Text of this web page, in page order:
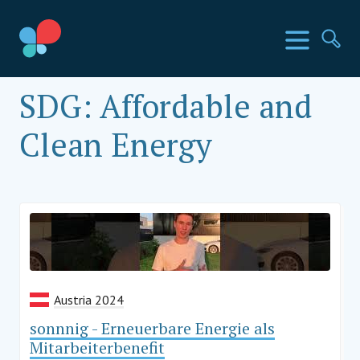
zum
Inhalt
Menü
SIA Länder
SDG: Affordable and
Clean Energy
Austria 2024
sonnnig - Erneuerbare Energie als
Mitarbeiterbenefit